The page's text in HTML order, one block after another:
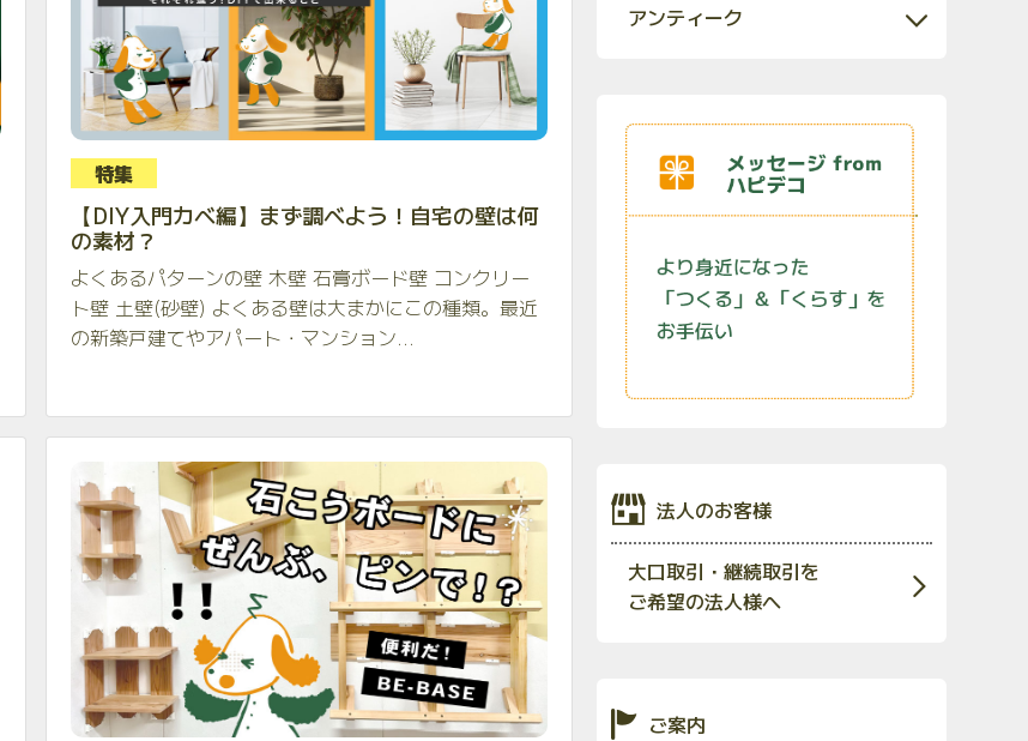
特集
【DIY入門カベ編】まず調べよう！自宅の壁は何
の素材？
よくあるパターンの壁 木壁 石膏ボード壁 コンクリー
ト壁 土壁(砂壁) よくある壁は大まかにこの種類。最近
の新築戸建てやアパート・マンション...
アンティーク
法人のお客様
大口取引・継続取引を
ご希望の法人様へ
ご案内